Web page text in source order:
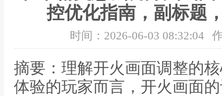
控优化指南，副标题
时间：2026-06-03 08:32:04
摘要：理解开火画面调整的
体验的玩家而言，开火画面